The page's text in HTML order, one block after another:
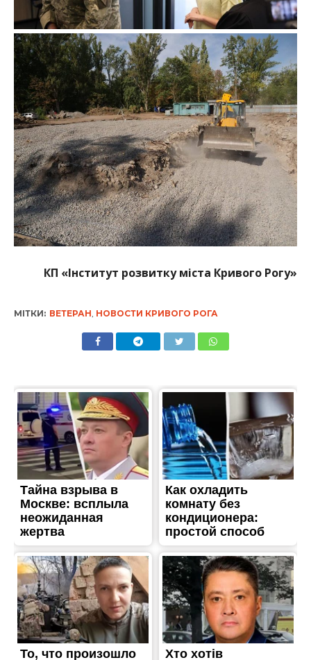
КП «Інститут розвитку міста Кривого Рогу»
МІТКИ: ВЕТЕРАН НОВОСТИ КРИВОГО РОГА